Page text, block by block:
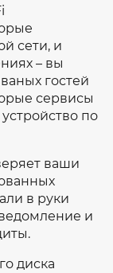
сети, и
– вы
гостей
сервисы
по
ваши
в руки
и
диска